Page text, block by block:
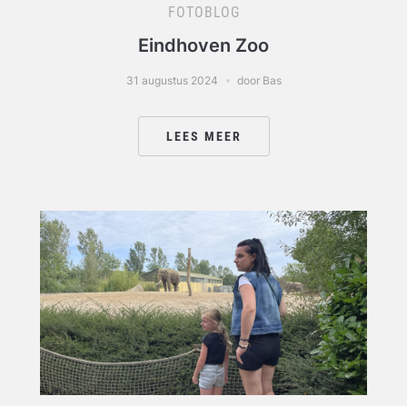
FOTOBLOG
Eindhoven Zoo
31 augustus 2024 door Bas
LEES MEER